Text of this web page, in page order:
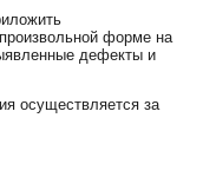
форме на
дефекты и
осуществляется за